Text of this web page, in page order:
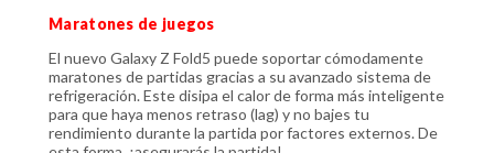
Maratones de juegos
El nuevo Galaxy Z Fold5 puede soportar cómodamente
maratones de partidas gracias a su avanzado sistema de
refrigeración. Este disipa el calor de forma más inteligente
para que haya menos retraso (lag) y no bajes tu
rendimiento durante la partida por factores externos. De